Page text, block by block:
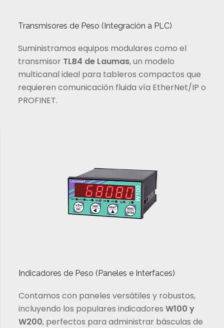
Transmisores de Peso (Integración a PLC)
Suministramos equipos modulares como el
transmisor TLB4 de Laumas, un modelo
multicanal ideal para tableros compactos que
requieren comunicación fluida vía EtherNet/IP o
PROFINET.
Indicadores de Peso (Paneles e Interfaces)
Contamos con paneles versátiles y robustos,
incluyendo los populares indicadores W100 y
W200, perfectos para administrar básculas de